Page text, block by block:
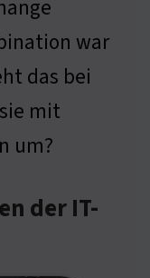
war
das bei
mit
um?
der IT-